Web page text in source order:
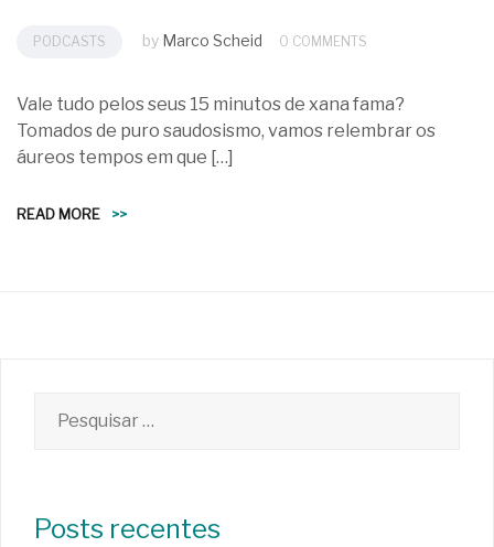
PODCASTS by Marco Scheid 0 COMMENTS
Vale tudo pelos seus 15 minutos de xana fama?
Tomados de puro saudosismo, vamos relembrar os
áureos tempos em que […]
READ MORE >>
por:
Posts recentes